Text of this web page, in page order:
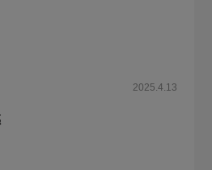
2025.4.13